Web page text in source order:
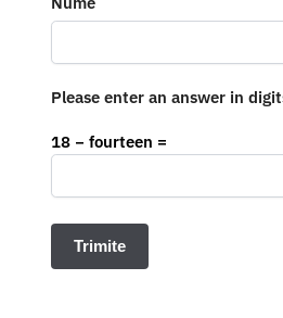
Please enter an answer in
18 − fourteen =